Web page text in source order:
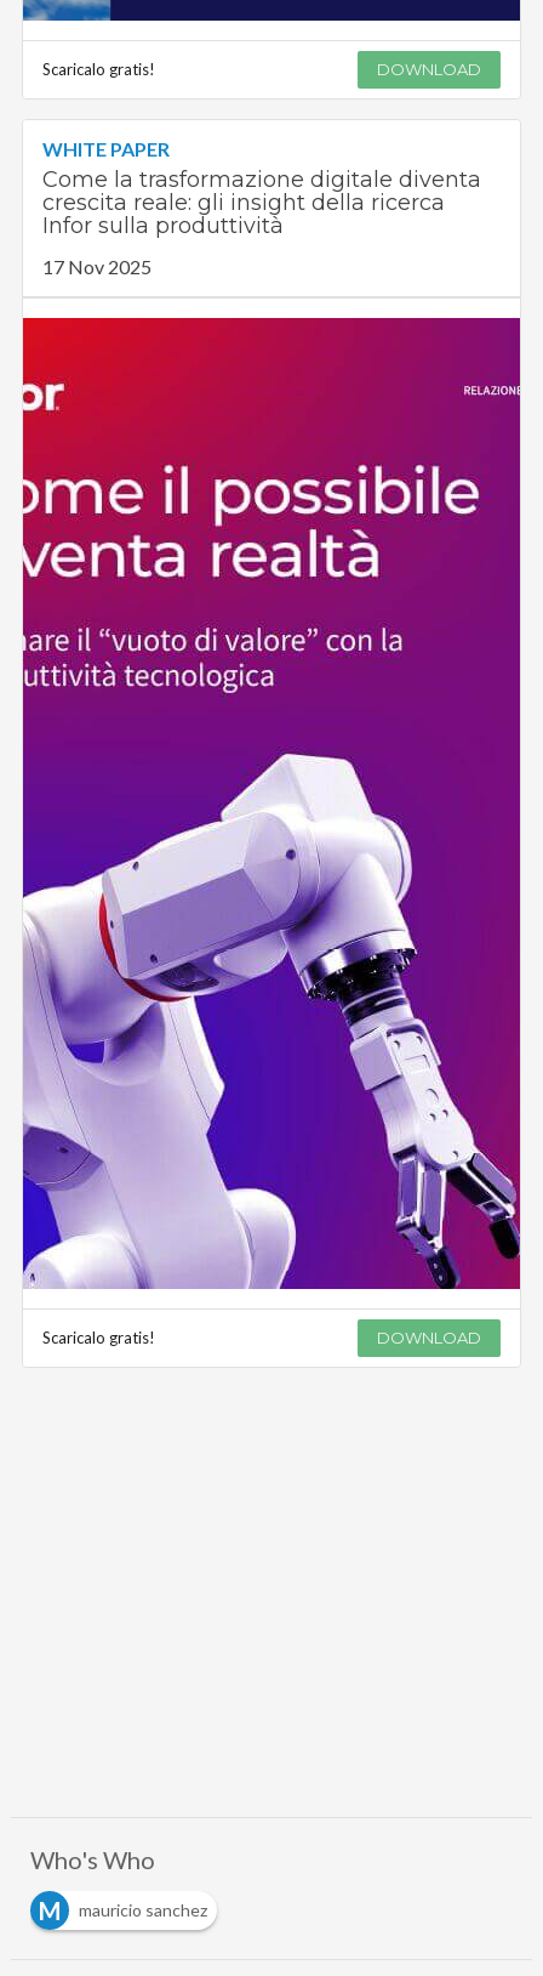
Scaricalo gratis! DOWNLOAD
WHITE PAPER
Come la trasformazione digitale diventa
crescita reale: gli insight della ricerca
Infor sulla produttività
17 Nov 2025
Scaricalo gratis! DOWNLOAD
Who's Who
M
mauricio sanchez